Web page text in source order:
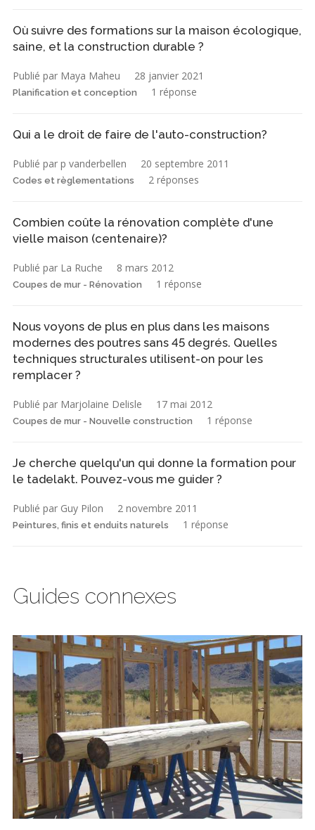
Où suivre des formations sur la maison écologique,
saine, et la construction durable ?
Publié par Maya Maheu 28 janvier 2021
Planification et conception 1 réponse
Qui a le droit de faire de l'auto-construction?
Publié par p vanderbellen 20 septembre 2011
Codes et règlementations 2 réponses
Combien coûte la rénovation complète d'une
vielle maison (centenaire)?
Publié par La Ruche 8 mars 2012
Coupes de mur - Rénovation 1 réponse
Nous voyons de plus en plus dans les maisons
modernes des poutres sans 45 degrés. Quelles
techniques structurales utilisent-on pour les
remplacer ?
Publié par Marjolaine Delisle 17 mai 2012
Coupes de mur - Nouvelle construction 1 réponse
Je cherche quelqu'un qui donne la formation pour
le tadelakt. Pouvez-vous me guider ?
Publié par Guy Pilon 2 novembre 2011
Peintures, finis et enduits naturels 1 réponse
Guides connexes